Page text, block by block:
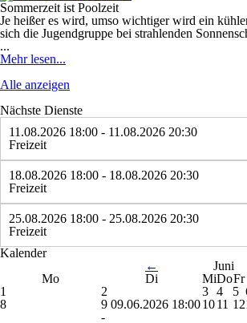
Sommerzeit ist Poolzeit
Je heißer es wird, umso wichtiger wird ein
sich die Jugendgruppe bei strahlenden
...
Mehr lesen...
Alle anzeigen
Nächste Dienste
11.08.2026 18:00 - 11.08.2026 20:30
Freizeit
18.08.2026 18:00 - 18.08.2026 20:30
Freizeit
25.08.2026 18:00 - 25.08.2026 20:30
Freizeit
Kalender
←
Juni
Mo
Di MiDoFr
1
2 3 4 5
8
9 09.06.2026 18:00
-
1011 12